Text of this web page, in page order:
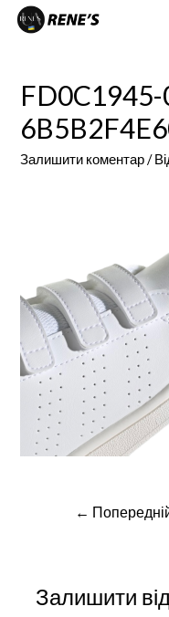
Перейти
Залишити коментар /
Навігація
←
Залишити